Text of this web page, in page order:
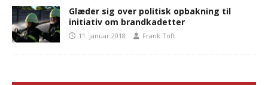
Glæder sig over politisk opbakning til
initiativ om brandkadetter
11. januar 2018 Frank Toft